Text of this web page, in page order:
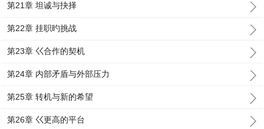
第21章 坦诚与抉择
第22章 挂职旳挑战
第23章 巜合作的契机
第24章 内部矛盾与外部压力
第25章 转机与新的希望
第26章 巜更高的平台